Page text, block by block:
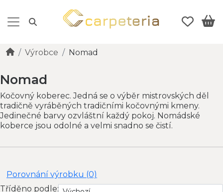
Výrobce Nomad
Nomad
Kočovný koberec. Jedná se o výběr mistrovských děl
tradičně vyráběných tradičními kočovnými kmeny.
Jedinečné barvy ozvláštní každý pokoj. Nomádské
koberce jsou odolné a velmi snadno se čistí.
Porovnání výrobku (0)
Tříděno podle: